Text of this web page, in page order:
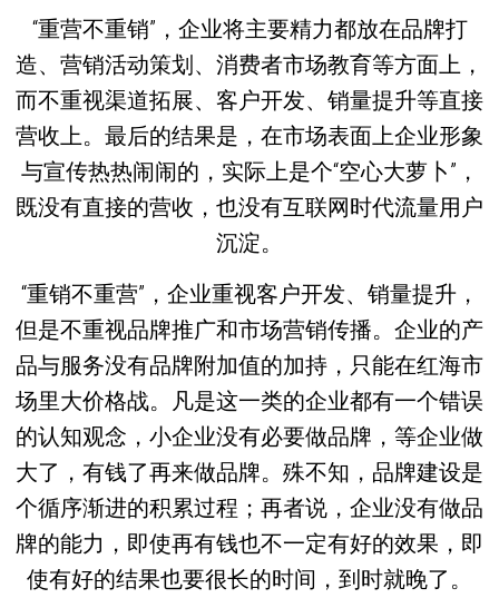
“重营不重销”，企业将主要精力都放在品牌打
造、营销活动策划、消费者市场教育等方面上，
而不重视渠道拓展、客户开发、销量提升等直接
营收上。最后的结果是，在市场表面上企业形象
与宣传热热闹闹的，实际上是个“空心大萝卜”，
既没有直接的营收，也没有互联网时代流量用户
沉淀。
“重销不重营”，企业重视客户开发、销量提升，
但是不重视品牌推广和市场营销传播。企业的产
品与服务没有品牌附加值的加持，只能在红海市
场里大价格战。凡是这一类的企业都有一个错误
的认知观念，小企业没有必要做品牌，等企业做
大了，有钱了再来做品牌。殊不知，品牌建设是
个循序渐进的积累过程；再者说，企业没有做品
牌的能力，即使再有钱也不一定有好的效果，即
使有好的结果也要很长的时间，到时就晚了。